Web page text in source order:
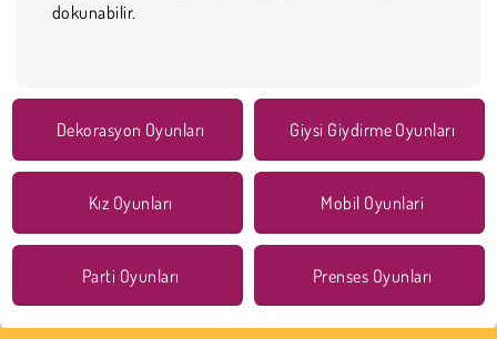
dokunabilir.
Dekorasyon Oyunları Giysi Giydirme Oyunları
Kız Oyunları Mobil Oyunlari
Parti Oyunları Prenses Oyunları